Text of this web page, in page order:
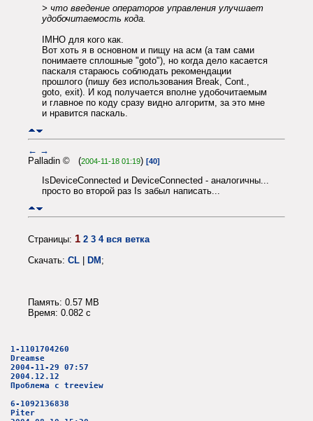
> что введение операторов управления улучшает
удобочитаемость кода.
IMHO для кого как.
Вот хоть я в основном и пищу на асм (а там сами
понимаете сплошные "goto"), но когда дело касается
паскаля стараюсь соблюдать рекомендации
прошлого (пишу без использования Break, Cont.,
goto, exit). И код получается вполне удобочитаемым
и главное по коду сразу видно алгоритм, за это мне
и нравится паскаль.
← →
Palladin © (2004-11-18 01:19) [40]
IsDeviceConnected и DeviceConnected - аналогичны...
просто во второй раз Is забыл написать...
Страницы: 1 2 3 4 вся ветка
Скачать: CL | DM;
Память: 0.57 MB
Время: 0.082 c
1-1101704260
Dreamse
2004-11-29 07:57
2004.12.12
Проблема с treeview
6-1092136838
Piter